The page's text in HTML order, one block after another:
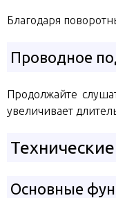
Благодаря
Проводное
Продолжайте
увеличивает
Основные